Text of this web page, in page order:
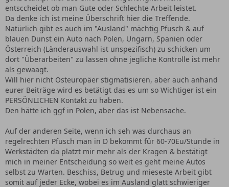
entsccheidet ob man Gute oder Schlechte Arbeit leistet.
Da denke ich ist meine Überschrift hier die Treffende.
Natürlich gibt es auch im "Ausland" mächtig Pfusch & auf
blauen Dunst ein Auto nach Polen, Ungarn, Spanien oder
Österreich (Länderauswahl ist unspezifisch) zu schicken um
dort "Überarbeiten" zu lassen ohne jegliche Kontrolle ist mehr
als gewaagt.
Will hier nicht Osteuropäer stigmatisieren, aber auch anhand
eurer Beiträge wird es betätigt das es um so Wichtiger ist ein
PERSÖNLICHEN Kontakt zu haben.
Den hätte ich ggf in Polen, aber das ist Nebensache.
Auf der anderen Seite, wenn ich seh was durchaus an
regelrechten Pfusch man in D bekommt für 60-70Eu/Stunde in
Werkstädten da platzt mir mehr als der Kragen & bestätigt
mich in meiner Entscheidung so weit es geht meine Autos
selbst zu Warten. Beschiss, Betrug und mieseste Arbeit gibt
somit auf jeder Ecke, wobei es im Ausland glatt schwieriger